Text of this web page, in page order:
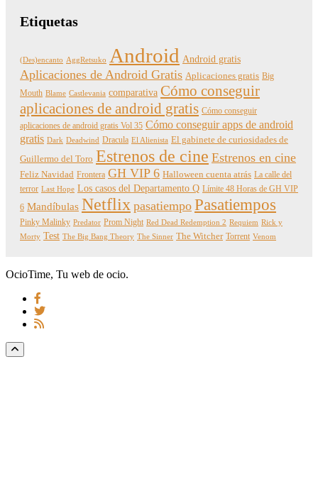
Etiquetas
(Des)encanto AggRetsuko Android Android gratis
Aplicaciones de Android Gratis Aplicaciones gratis Big
Mouth Blame Castlevania comparativa Cómo conseguir
aplicaciones de android gratis Cómo conseguir
aplicaciones de android gratis Vol 35 Cómo conseguir apps de android
gratis Dark Deadwind Dracula El Alienista El gabinete de curiosidades de
Guillermo del Toro Estrenos de cine Estrenos en cine
Feliz Navidad Frontera GH VIP 6 Halloween cuenta atrás La calle del
terror Last Hope Los casos del Departamento Q Límite 48 Horas de GH VIP
6 Mandíbulas Netflix pasatiempo Pasatiempos
Pinky Malinky Predator Prom Night Red Dead Redemption 2 Requiem Rick y
Morty Test The Big Bang Theory The Sinner The Witcher Torrent Venom
OcioTime, Tu web de ocio.